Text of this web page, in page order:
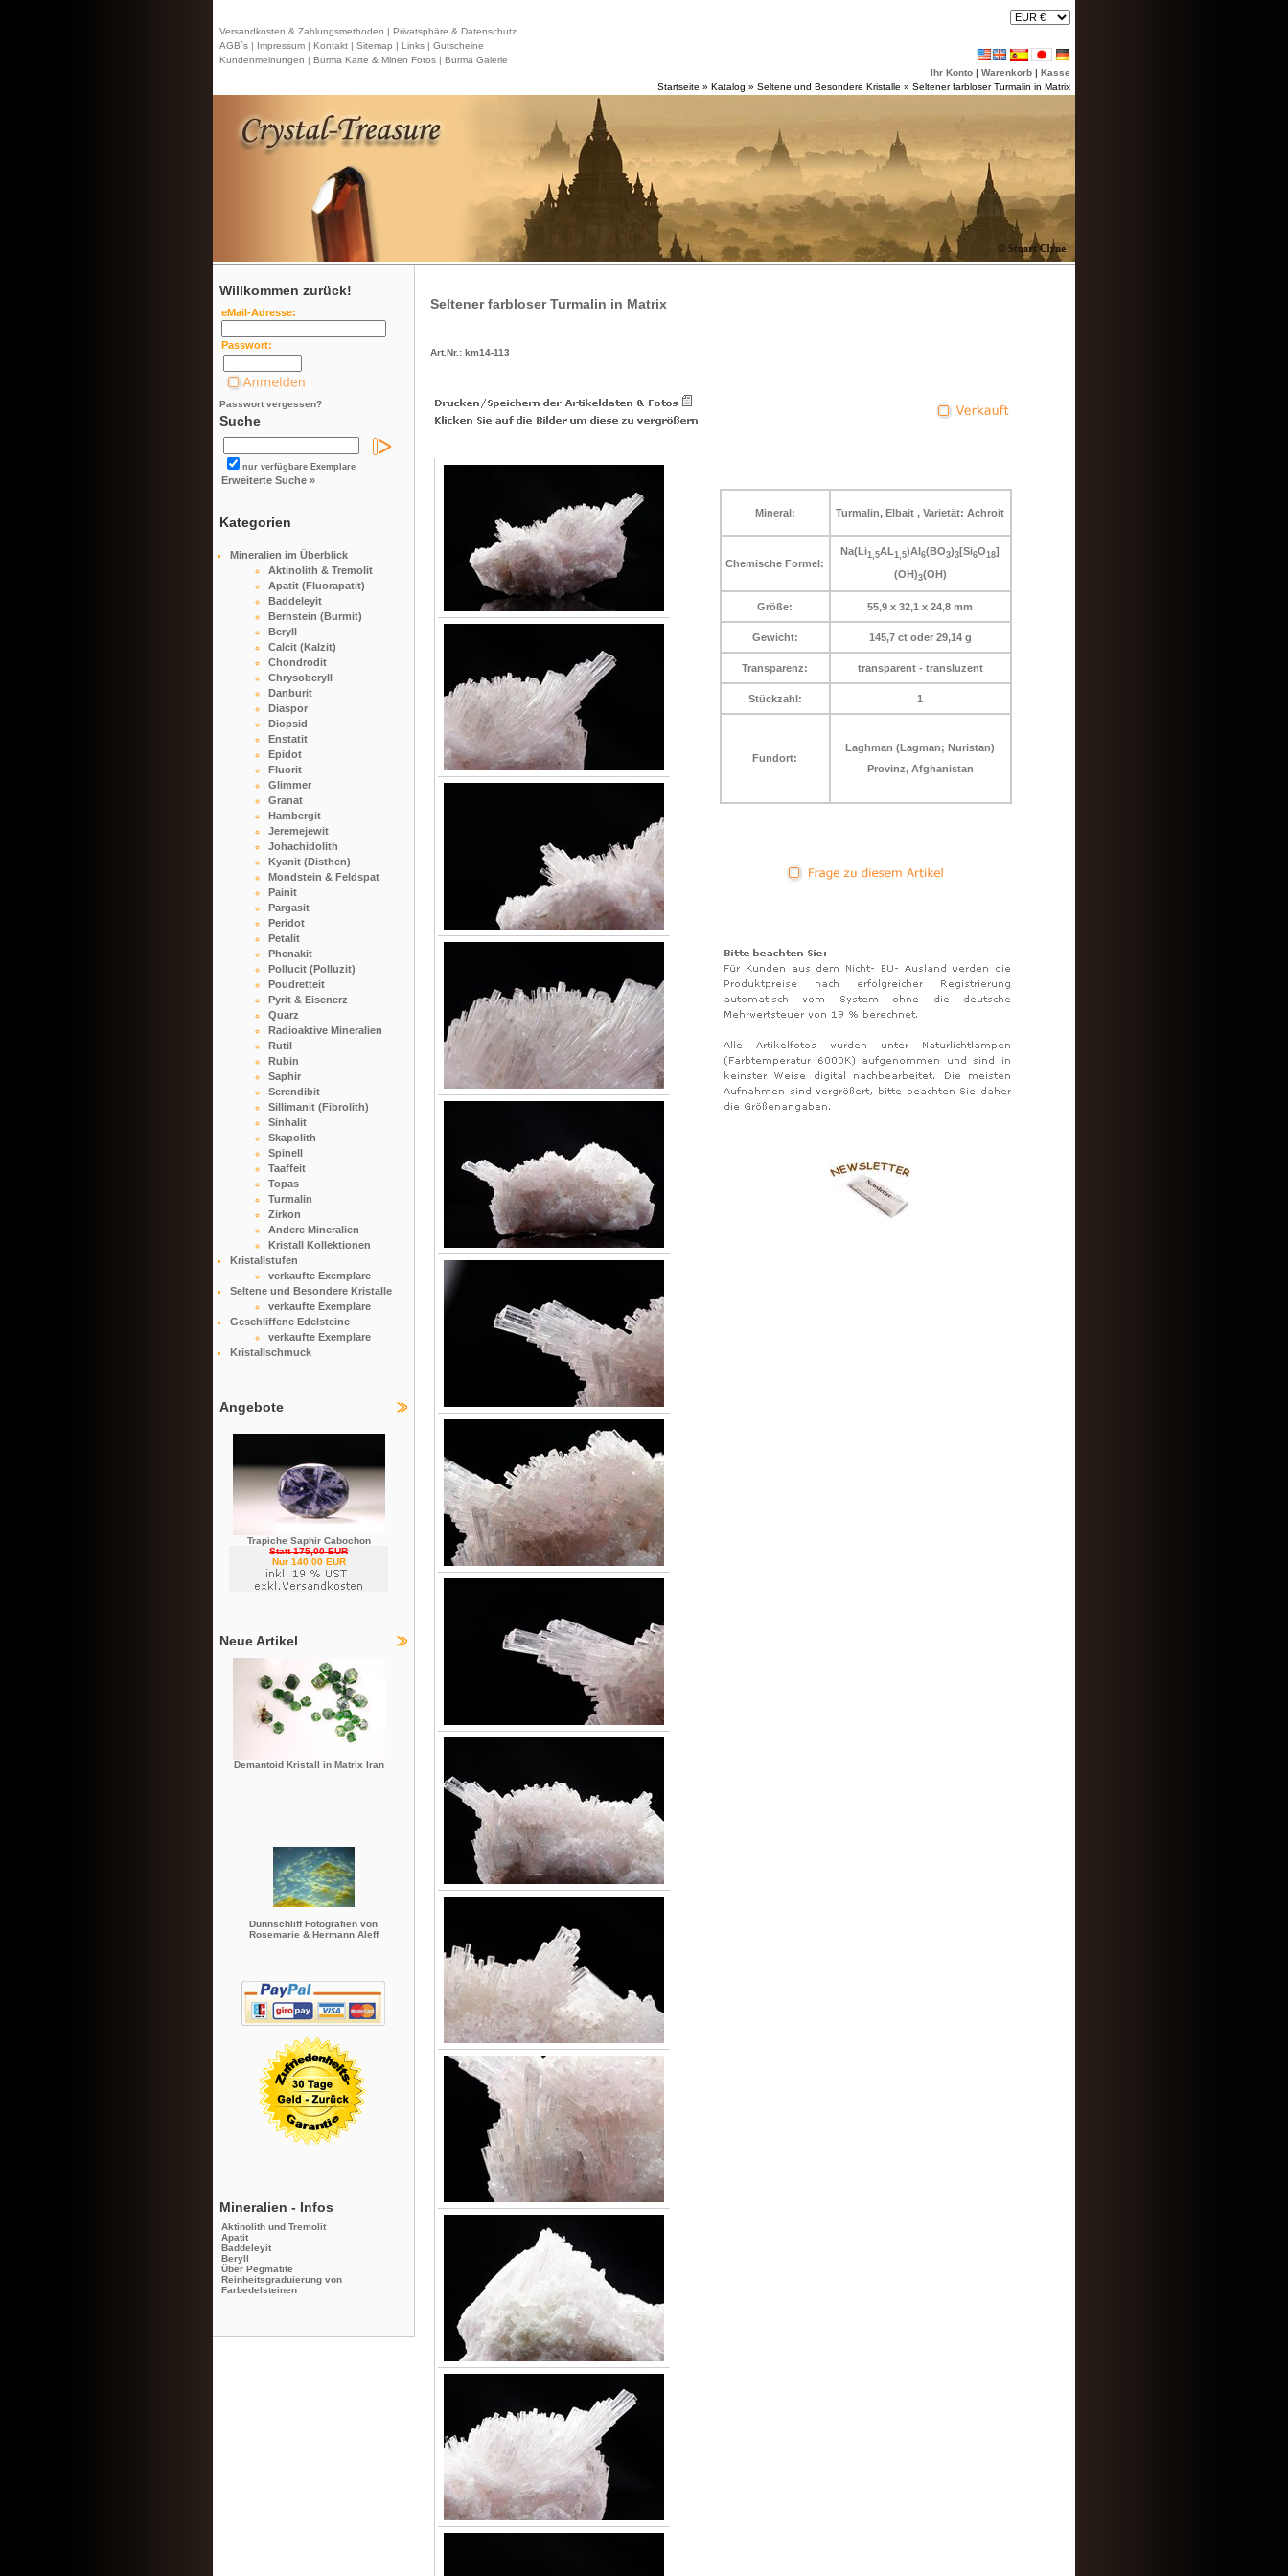
Versandkosten & Zahlungsmethoden | Privatsphäre & Datenschutz
AGB`s | Impressum | Kontakt | Sitemap | Links | Gutscheine
Kundenmeinungen | Burma Karte & Minen Fotos | Burma Galerie
Ihr Konto | Warenkorb | Kasse
Startseite » Katalog » Seltene und Besondere Kristalle » Seltener farbloser Turmalin in Matrix
Willkommen zurück!
eMail-Adresse:
Passwort:
Passwort vergessen?
Suche
nur verfügbare Exemplare
Erweiterte Suche »
Kategorien
Mineralien im Überblick
Aktinolith & Tremolit
Apatit (Fluorapatit)
Baddeleyit
Bernstein (Burmit)
Beryll
Calcit (Kalzit)
Chondrodit
Chrysoberyll
Danburit
Diaspor
Diopsid
Enstatit
Epidot
Fluorit
Glimmer
Granat
Hambergit
Jeremejewit
Johachidolith
Kyanit (Disthen)
Mondstein & Feldspat
Painit
Pargasit
Peridot
Petalit
Phenakit
Pollucit (Polluzit)
Poudretteit
Pyrit & Eisenerz
Quarz
Radioaktive Mineralien
Rutil
Rubin
Saphir
Serendibit
Sillimanit (Fibrolith)
Sinhalit
Skapolith
Spinell
Taaffeit
Topas
Turmalin
Zirkon
Andere Mineralien
Kristall Kollektionen
Kristallstufen
verkaufte Exemplare
Seltene und Besondere Kristalle
verkaufte Exemplare
Geschliffene Edelsteine
verkaufte Exemplare
Kristallschmuck
Angebote
Trapiche Saphir Cabochon
Statt 175,00 EUR
Nur 140,00 EUR
Neue Artikel
Demantoid Kristall in Matrix Iran
Dünnschliff Fotografien von
Rosemarie & Hermann Aleff
Mineralien - Infos
Aktinolith und Tremolit
Apatit
Baddeleyit
Beryll
Über Pegmatite
Reinheitsgraduierung von
Farbedelsteinen
Seltener farbloser Turmalin in Matrix
Art.Nr.: km14-113
Mineral: Turmalin, Elbait , Varietät: Achroit
Chemische Formel:
Na(Li1,5AL1,5)Al6(BO3)3[Si6O18]
(OH)3(OH)
Größe: 55,9 x 32,1 x 24,8 mm
Gewicht: 145,7 ct oder 29,14 g
Transparenz: transparent - transluzent
Stückzahl: 1
Fundort:
Laghman (Lagman; Nuristan)
Provinz, Afghanistan